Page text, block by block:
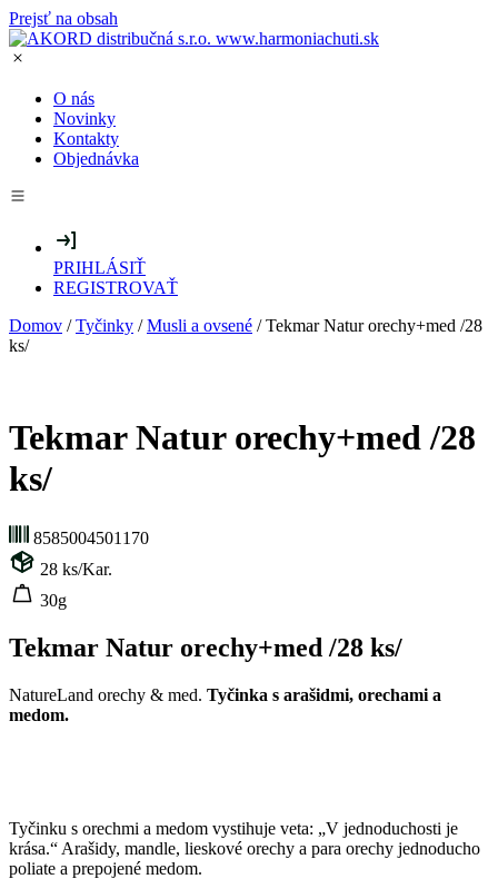
Prejsť na obsah
O nás
Novinky
Kontakty
Objednávka
PRIHLÁSIŤ
REGISTROVAŤ
Domov /Tyčinky /Musli a ovsené / Tekmar Natur orechy+med /28
ks/
Tekmar Natur orechy+med /28
ks/
8585004501170
28 ks/Kar.
30g
Tekmar Natur orechy+med /28 ks/
NatureLand orechy & med. Tyčinka s arašidmi, orechami a
medom.
Tyčinku s orechmi a medom vystihuje veta: „V jednoduchosti je
krása.“ Arašidy, mandle, lieskové orechy a para orechy jednoducho
poliate a prepojené medom.